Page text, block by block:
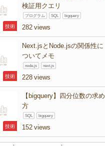
技術
検証用クエリ
プログラム SQL bigquery
282
技術
Next.jsとNode.jsの関係性に
ついてメモ
node.js next.js
228
技術
【bigquery】四分位数の求め
方
SQL bigquery
152